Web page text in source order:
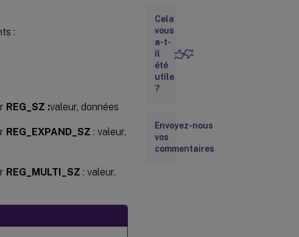
:
REG_SZ :valeur, données
REG_EXPAND_SZ : valeur,
REG_MULTI_SZ : valeur,
Applications
Imprimantes
Disques
réseau
Disques
virtuels
Cela
vous
a-t-
il
été
utile
?
Envoyez-nous
vos
commentaires